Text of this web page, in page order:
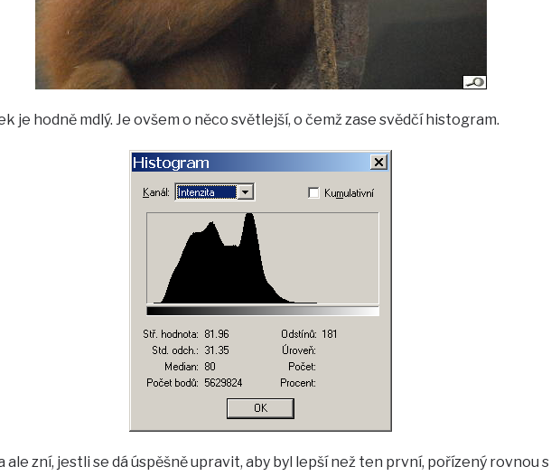
je hodně mdlý. Je ovšem o něco světlejší, o čemž zase svědčí histogram.
ale zní, jestli se dá úspěšně upravit, aby byl lepší než ten první, pořízený rovnou s